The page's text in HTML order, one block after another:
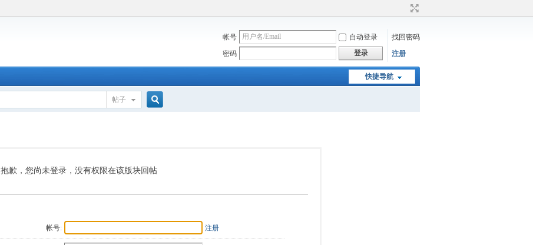
帐号 自动登录
找回密码
密码
登录 注册
快捷导航
帖子
索
抱歉，您尚未登录，没有权限在该版块回帖
帐号: 注册